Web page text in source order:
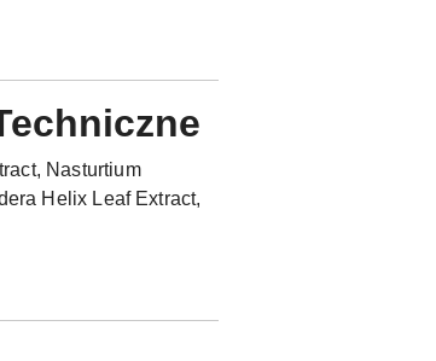
Nasturtium
Helix Leaf Extract,